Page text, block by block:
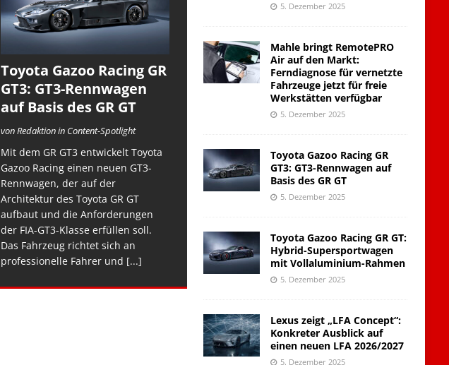
Toyota Gazoo Racing GR
GT3: GT3-Rennwagen
auf Basis des GR GT
von Redaktion in Content-Spotlight
Mit dem GR GT3 entwickelt Toyota
Gazoo Racing einen neuen GT3-
Rennwagen, der auf der
Architektur des Toyota GR GT
aufbaut und die Anforderungen
der FIA-GT3-Klasse erfüllen soll.
Das Fahrzeug richtet sich an
professionelle Fahrer und [...]
5. Dezember 2025
Mahle bringt RemotePRO
Air auf den Markt:
Ferndiagnose für vernetzte
Fahrzeuge jetzt für freie
Werkstätten verfügbar
5. Dezember 2025
Toyota Gazoo Racing GR
GT3: GT3-Rennwagen auf
Basis des GR GT
5. Dezember 2025
Toyota Gazoo Racing GR GT:
Hybrid-Supersportwagen
mit Vollaluminium-Rahmen
5. Dezember 2025
Lexus zeigt „LFA Concept“:
Konkreter Ausblick auf
einen neuen LFA 2026/2027
5. Dezember 2025